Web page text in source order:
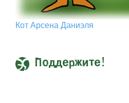
Кот Арcена Даниэля
Поддержите!